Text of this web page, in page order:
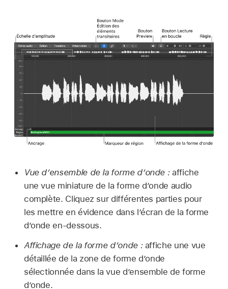
Vue d’ensemble de la forme d’onde :affiche
une vue miniature de la forme d’onde audio
complète. Cliquez sur différentes parties pour
les mettre en évidence dans l’écran de la forme
d’onde en-dessous.
Affichage de la forme d’onde :affiche une vue
détaillée de la zone de forme d’onde
sélectionnée dans la vue d’ensemble de forme
d’onde.